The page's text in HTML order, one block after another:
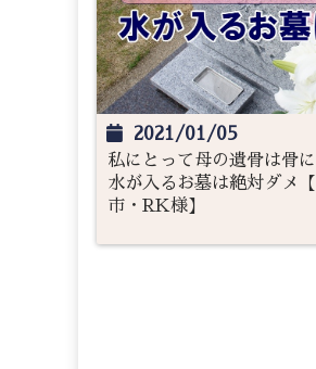
2021/01/05
私にとって母の遺骨は骨
水が入るお墓は絶対ダメ
市・RK様】